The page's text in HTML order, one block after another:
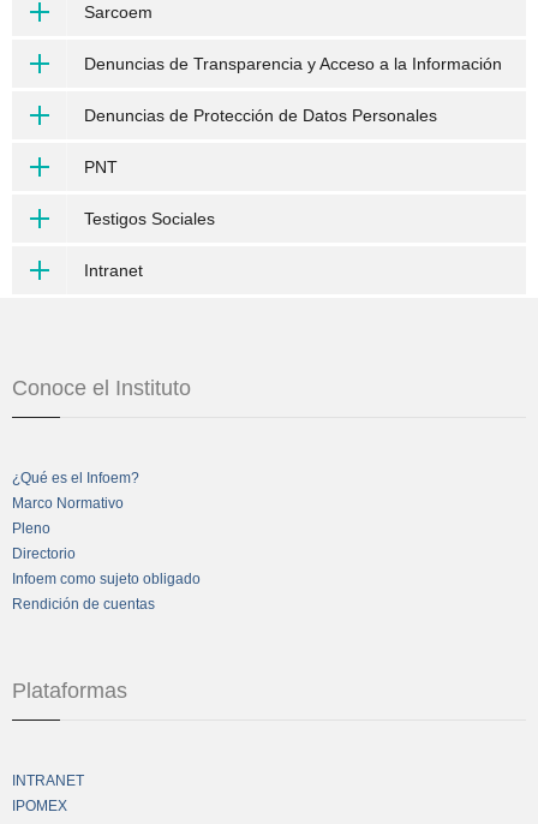
Sarcoem
Denuncias de Transparencia y Acceso a la Información
Denuncias de Protección de Datos Personales
PNT
Testigos Sociales
Intranet
Conoce el Instituto
¿Qué es el Infoem?
Marco Normativo
Pleno
Directorio
Infoem como sujeto obligado
Rendición de cuentas
Plataformas
INTRANET
IPOMEX